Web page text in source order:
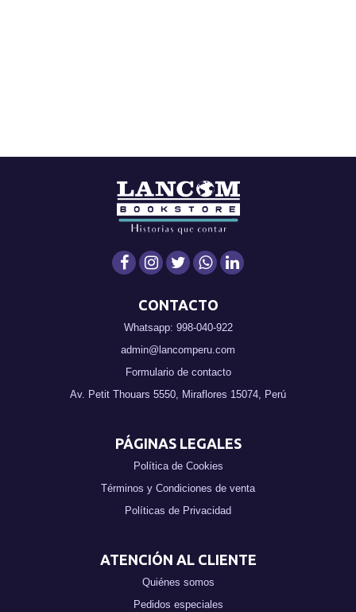
CONTACTO
Whatsapp: 998-040-922
admin@lancomperu.com
Formulario de contacto
Av. Petit Thouars 5550, Miraflores 15074, Perú
PÁGINAS LEGALES
Política de Cookies
Términos y Condiciones de venta
Políticas de Privacidad
ATENCIÓN AL CLIENTE
Quiénes somos
Pedidos especiales